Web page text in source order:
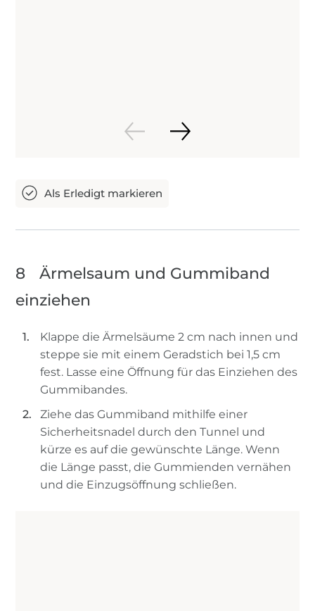
8
Ärmelsaum und Gummiband
einziehen
Klappe die Ärmelsäume 2 cm nach innen und
steppe sie mit einem Geradstich bei 1,5 cm
fest. Lasse eine Öffnung für das Einziehen des
Gummibandes.
Ziehe das Gummiband mithilfe einer
Sicherheitsnadel durch den Tunnel und
kürze es auf die gewünschte Länge. Wenn
die Länge passt, die Gummienden vernähen
und die Einzugsöffnung schließen.